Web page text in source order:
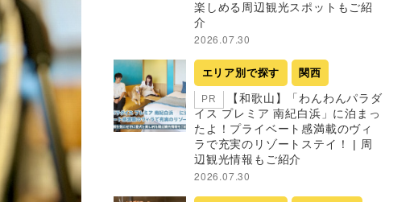
楽しめる周辺観光スポットもご紹
介
2026.07.30
エリア別で探す 関西
PR
【和歌山】「わんわんパラダ
イス プレミア 南紀白浜」に泊まっ
たよ！プライベート感満載のヴィ
ラで充実のリゾートステイ！ | 周
辺観光情報もご紹介
2026.07.30